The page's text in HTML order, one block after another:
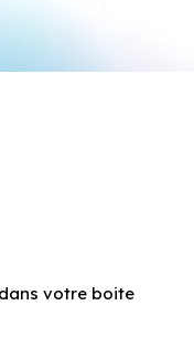
votre boite